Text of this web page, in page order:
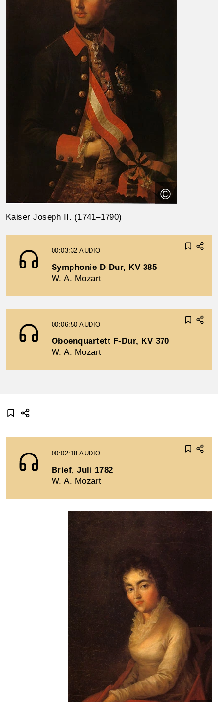
©
Kaiser Joseph II. (1741–1790)
00:03:32AUDIO
Symphonie D-Dur, KV 385
W. A. Mozart
00:06:50AUDIO
Oboenquartett F-Dur, KV 370
W. A. Mozart
00:02:18AUDIO
Brief, Juli 1782
W. A. Mozart